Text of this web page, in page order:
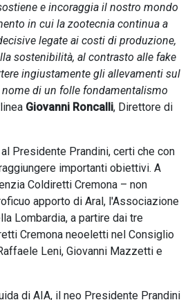
e incoraggia il nostro mondo
in cui la zootecnia continua a
legate ai costi di produzione,
sostenibilità, al contrasto alle fake
ingiustamente gli allevamenti sul
di un folle fondamentalismo
Giovanni Roncalli, Direttore di
Presidente Prandini, certi che con
importanti obiettivi. A
Coldiretti Cremona – non
apporto di Aral, l'Associazione
Lombardia, a partire dai tre
Cremona neoeletti nel Consiglio
Leni, Giovanni Mazzetti e
di AIA, il neo Presidente Prandini